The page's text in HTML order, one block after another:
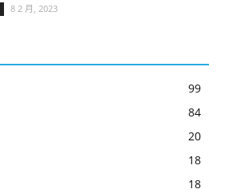
8 2 月, 2023
99
84
20
18
18